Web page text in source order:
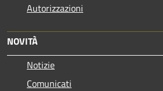
Autorizzazioni
NOVITÀ
Notizie
Comunicati